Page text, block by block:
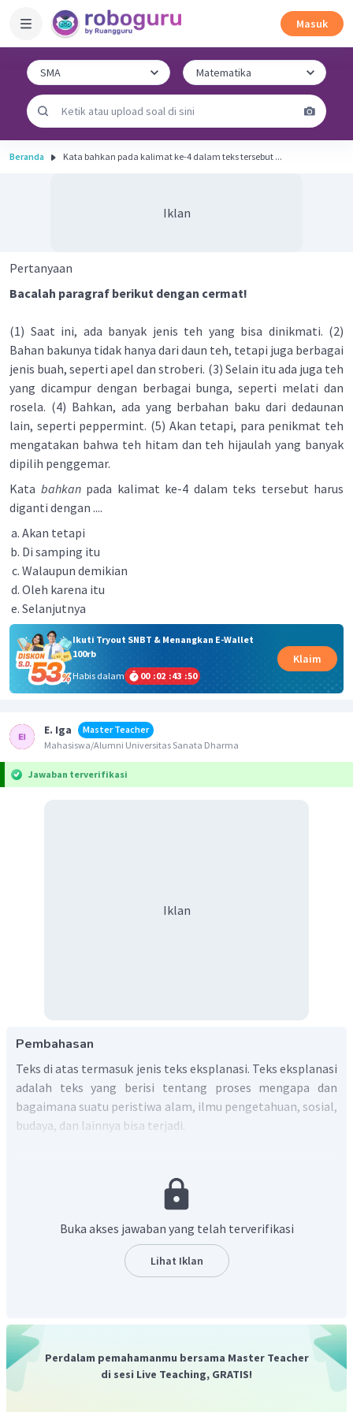
Masuk
Beranda Kata bahkan pada kalimat ke-4 dalam teks tersebut ...
Iklan
Pertanyaan
Bacalah paragraf berikut dengan cermat!
(1) Saat ini, ada banyak jenis teh yang bisa dinikmati. (2)
Bahan bakunya tidak hanya dari daun teh, tetapi juga berbagai
jenis buah, seperti apel dan stroberi. (3) Selain itu ada juga teh
yang dicampur dengan berbagai bunga, seperti melati dan
rosela. (4) Bahkan, ada yang berbahan baku dari dedaunan
lain, seperti peppermint. (5) Akan tetapi, para penikmat teh
mengatakan bahwa teh hitam dan teh hijaulah yang banyak
dipilih penggemar.
Kata bahkan pada kalimat ke-4 dalam teks tersebut harus
diganti dengan ....
Akan tetapi
Di samping itu
Walaupun demikian
Oleh karena itu
Selanjutnya
Ikuti Tryout SNBT & Menangkan E-Wallet
100rb
Habis dalam
00 :02 :43 :50
Klaim
E. Iga
Master Teacher
Mahasiswa/Alumni Universitas Sanata Dharma
Jawaban terverifikasi
Iklan
Pembahasan
Teks di atas termasuk jenis teks eksplanasi. Teks eksplanasi
adalah teks yang berisi tentang proses mengapa dan
bagaimana suatu peristiwa alam, ilmu pengetahuan, sosial,
budaya, dan lainnya bisa terjadi.
Menggunakan konjungsi kasual dan kronologis
Menggunakan kata kerja material dan rasional
Konjungsi kronologis
adalah kata penghubung yang
adalah
lalu, kemudian, sebelumnya, selanjutnya, sejak, saat,
sambil, seraya, hingga,
Konjungsi
kausalitasadalah kata penghubung yang menghubungkan
dua buah klausa atau lebih yang menggambarkan sebab
Buka akses jawaban yang telah terverifikasi
Lihat Iklan
Perdalam pemahamanmu bersama Master Teacher
di sesi Live Teaching, GRATIS!